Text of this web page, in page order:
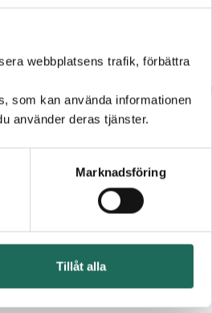
webbplatsens trafik, förbättra
som kan använda informationen
använder deras tjänster.
Marknadsföring
Tillåt alla
Plats: